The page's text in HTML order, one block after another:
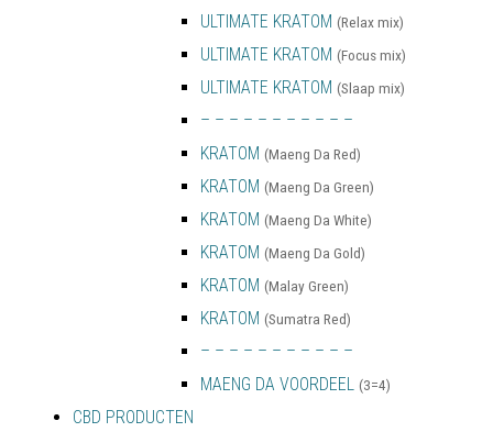
ULTIMATE KRATOM (Relax mix)
ULTIMATE KRATOM (Focus mix)
ULTIMATE KRATOM (Slaap mix)
– – – – – – – – – – –
KRATOM (Maeng Da Red)
KRATOM (Maeng Da Green)
KRATOM (Maeng Da White)
KRATOM (Maeng Da Gold)
KRATOM (Malay Green)
KRATOM (Sumatra Red)
– – – – – – – – – – –
MAENG DA VOORDEEL (3=4)
CBD PRODUCTEN